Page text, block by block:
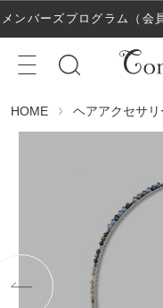
メンバーズプログラム（会
HOME ヘアアクセサリ